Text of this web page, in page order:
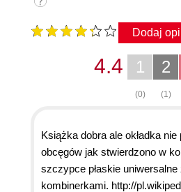
Dodaj
2
(1)
1
(0)
4.4
Książka dobra ale okładka
obcęgów jak stwierdzono w
szczypce płaskie
kombinerkami. http://